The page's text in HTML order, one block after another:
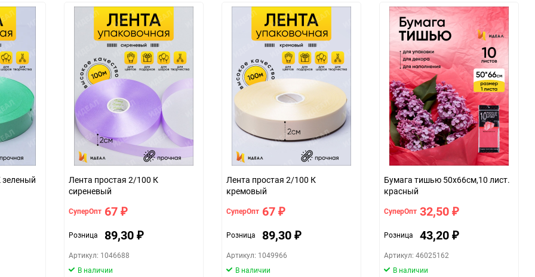
шт
Лента простая 2/100 К
сиреневый
СуперОпт 67 ₽
Розница 89,30 ₽
Артикул: 1046688
В наличии
Лента простая 2/100 К
кремовый
СуперОпт 67 ₽
Розница 89,30 ₽
Артикул: 1049966
В наличии
Бумага тишью 50х66см,10 лист.
красный
СуперОпт 32,50 ₽
Розница 43,20 ₽
Артикул: 46025162
В наличии